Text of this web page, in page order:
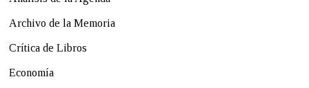
Archivo de la Memoria
Crítica de Libros
Economía